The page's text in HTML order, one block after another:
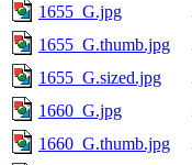
1655_G.jpg
1655_G.thumb.jpg
1655_G.sized.jpg
1660_G.jpg
1660_G.thumb.jpg